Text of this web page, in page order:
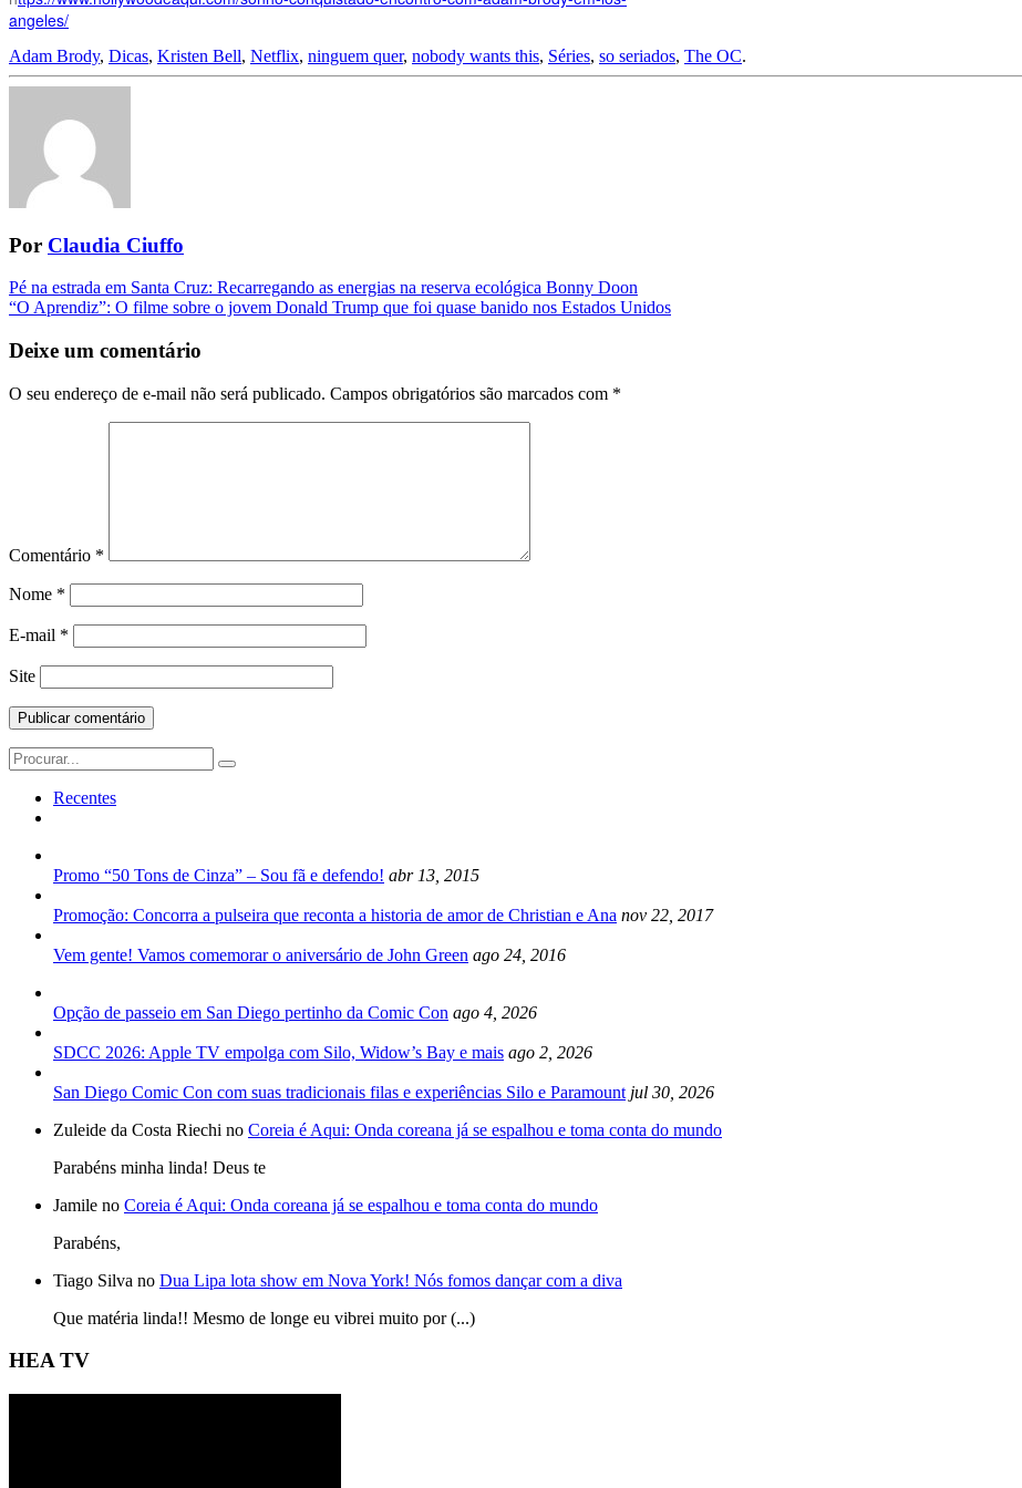
angeles/
Adam Brody, Dicas, Kristen Bell, Netflix, ninguem quer, nobody wants this, Séries, so seriados, The OC.
Por Claudia Ciuffo
Navegação
da
Postagem
Pé na estrada em Santa Cruz: Recarregando as energias na reserva ecológica Bonny Doon
“O Aprendiz”: O filme sobre o jovem Donald Trump que foi quase banido nos Estados Unidos
Deixe um comentário
O seu endereço de e-mail não será publicado. Campos obrigatórios são marcados com *
Comentário *
Nome *
E-mail *
Site
Search
for:
Recentes
Promo “50 Tons de Cinza” – Sou fã e defendo! abr 13, 2015
Promoção: Concorra a pulseira que reconta a historia de amor de Christian e Ana nov 22, 2017
Vem gente! Vamos comemorar o aniversário de John Green ago 24, 2016
Opção de passeio em San Diego pertinho da Comic Con ago 4, 2026
SDCC 2026: Apple TV empolga com Silo, Widow’s Bay e mais ago 2, 2026
San Diego Comic Con com suas tradicionais filas e experiências Silo e Paramount jul 30, 2026
Zuleide da Costa Riechi no Coreia é Aqui: Onda coreana já se espalhou e toma conta do mundo
Parabéns minha linda! Deus te
Jamile no Coreia é Aqui: Onda coreana já se espalhou e toma conta do mundo
Parabéns,
Tiago Silva no Dua Lipa lota show em Nova York! Nós fomos dançar com a diva
Que matéria linda!! Mesmo de longe eu vibrei muito por (...)
HEA TV